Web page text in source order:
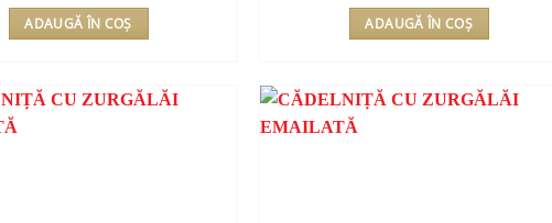
ADAUGĂ ÎN COȘ ADAUGĂ ÎN COȘ